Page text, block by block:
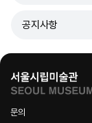
공지사항
문의